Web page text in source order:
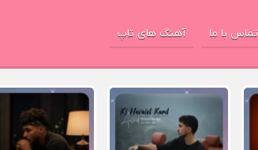
تماس با ما آهنگ های تاپ